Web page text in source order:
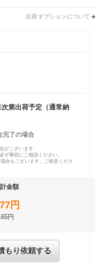
出荷オプションについて
次第出荷予定（通常納
完了の場合
がございます。
ず事前にご相談ください。
合もございます。ご留意くださ
金額
円
円
もり依頼する